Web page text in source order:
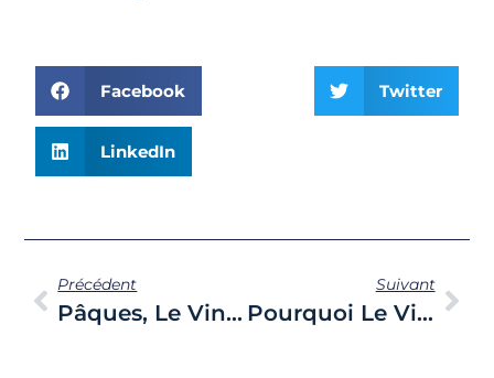
Facebook Twitter
LinkedIn
Précédent
Pâques, Le Vin, La Bible.
Suivant
Pourquoi Le Vin Est Rouge Blanc Ou Rosé ?